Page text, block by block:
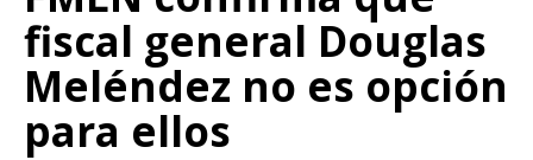
fiscal general Douglas
Meléndez no es opción
para ellos